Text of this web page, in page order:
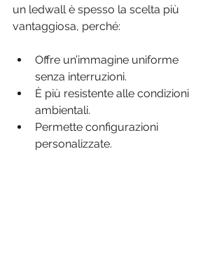
un ledwall è spesso la scelta più
vantaggiosa, perché:
Offre un’immagine uniforme
senza interruzioni.
È più resistente alle condizioni
ambientali.
Permette configurazioni
personalizzate.